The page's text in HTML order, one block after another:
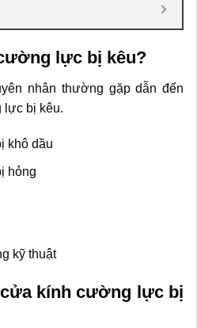
lực bị kêu?
nhân thường gặp dẫn đến
lực bị kêu.
khô dầu
hỏng
kỹ thuật
kính cường lực bị